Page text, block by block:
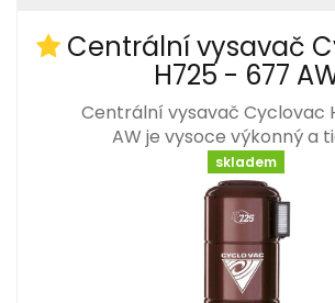
Centrální vysavač
H725 - 677
Centrální vysavač Cyclovac
AW je vysoce výkonný a
skladem